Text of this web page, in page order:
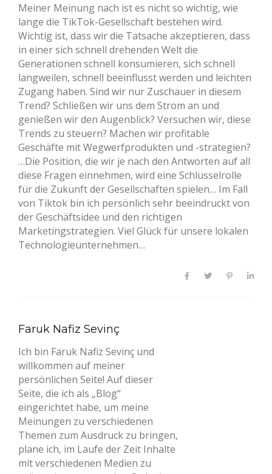
Meiner Meinung nach ist es nicht so wichtig, wie
lange die TikTok-Gesellschaft bestehen wird.
Wichtig ist, dass wir die Tatsache akzeptieren, dass
in einer sich schnell drehenden Welt die
Generationen schnell konsumieren, sich schnell
langweilen, schnell beeinflusst werden und leichten
Zugang haben. Sind wir nur Zuschauer in diesem
Trend? Schließen wir uns dem Strom an und
genießen wir den Augenblick? Versuchen wir, diese
Trends zu steuern? Machen wir profitable
Geschäfte mit Wegwerfprodukten und -strategien?
…Die Position, die wir je nach den Antworten auf all
diese Fragen einnehmen, wird eine Schlüsselrolle
für die Zukunft der Gesellschaften spielen… Im Fall
von Tiktok bin ich persönlich sehr beeindruckt von
der Geschäftsidee und den richtigen
Marketingstrategien. Viel Glück für unsere lokalen
Technologieunternehmen…
Faruk Nafiz Sevinç
Ich bin Faruk Nafiz Sevinç und
willkommen auf meiner
persönlichen Seite! Auf dieser
Seite, die ich als „Blog“
eingerichtet habe, um meine
Meinungen zu verschiedenen
Themen zum Ausdruck zu bringen,
plane ich, im Laufe der Zeit Inhalte
mit verschiedenen Medien zu